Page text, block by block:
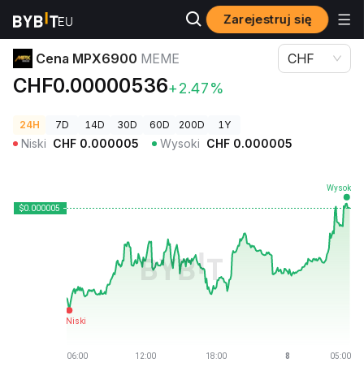
Zarejestruj się
Ceny kryptowalut Cena MPX6900 MEME
Cena MPX6900 MEME
CHF0.00000536+2.47%
CHF
24H 7D 14D 30D 60D 200D 1Y
Niski CHF 0.000005 Wysoki CHF 0.000005